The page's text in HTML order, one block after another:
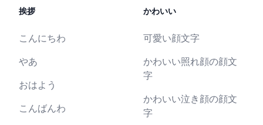
挨拶
こんにちわ
やあ
おはよう
こんばんわ
かわいい
可愛い顔文字
かわいい照れ顔の顔文
字
かわいい泣き顔の顔文
字